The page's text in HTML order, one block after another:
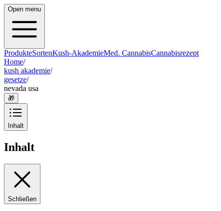
Open menu
ProdukteSortenKush-AkademieMed. CannabisCannabisrezept
Home/
kush akademie/
gesetze/
nevada usa
🎁
Inhalt
Inhalt
Schließen